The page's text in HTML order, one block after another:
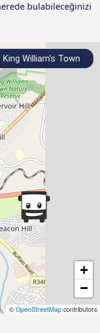
bulabileceğinizi
+
−
© OpenStreetMap contributors
King William's Town